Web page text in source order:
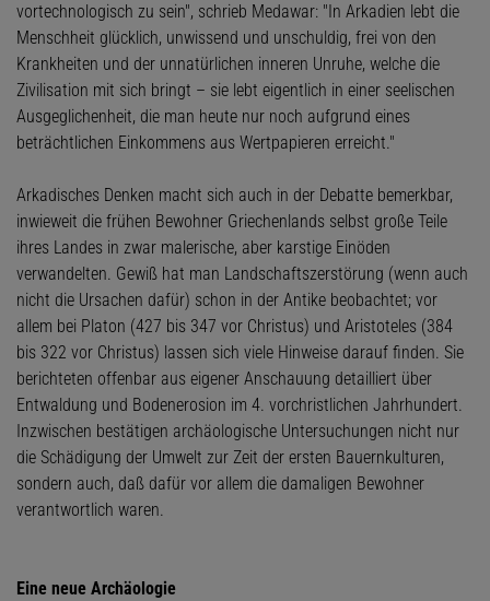
vortechnologisch zu sein", schrieb Medawar: "In Arkadien lebt die
Menschheit glücklich, unwissend und unschuldig, frei von den
Krankheiten und der unnatürlichen inneren Unruhe, welche die
Zivilisation mit sich bringt – sie lebt eigentlich in einer seelischen
Ausgeglichenheit, die man heute nur noch aufgrund eines
beträchtlichen Einkommens aus Wertpapieren erreicht."
Arkadisches Denken macht sich auch in der Debatte bemerkbar,
inwieweit die frühen Bewohner Griechenlands selbst große Teile
ihres Landes in zwar malerische, aber karstige Einöden
verwandelten. Gewiß hat man Landschaftszerstörung (wenn auch
nicht die Ursachen dafür) schon in der Antike beobachtet; vor
allem bei Platon (427 bis 347 vor Christus) und Aristoteles (384
bis 322 vor Christus) lassen sich viele Hinweise darauf finden. Sie
berichteten offenbar aus eigener Anschauung detailliert über
Entwaldung und Bodenerosion im 4. vorchristlichen Jahrhundert.
Inzwischen bestätigen archäologische Untersuchungen nicht nur
die Schädigung der Umwelt zur Zeit der ersten Bauernkulturen,
sondern auch, daß dafür vor allem die damaligen Bewohner
verantwortlich waren.
Eine neue Archäologie